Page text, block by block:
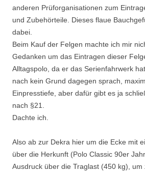
anderen Prüforganisationen zum
und Zubehörteile. Dieses flaue
dabei.
Beim Kauf der Felgen machte ich mir
Gedanken um das Eintragen dieser
Alltagspolo, da er das Serienfahrwerk
nach kein Grund dagegen sprach,
Einpresstiefe, aber dafür gibt es ja
nach §21.
Dachte ich.
Also ab zur Dekra hier um die Ecke mit
über die Herkunft (Polo Classic 90er
Ausdruck über die Traglast (450 kg),